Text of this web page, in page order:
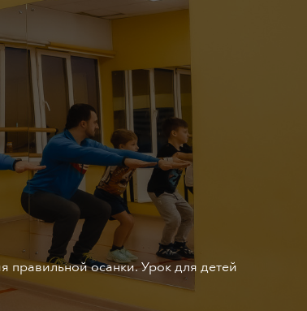
И АКЦИИ
осанки. Урок для детей